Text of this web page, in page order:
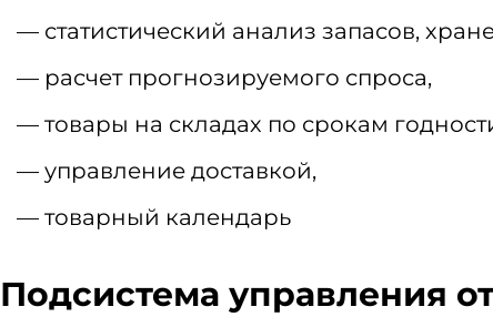
статистический анализ запасов,
расчет прогнозируемого спроса,
товары на складах по срокам
управление доставкой,
товарный календарь
Подсистема управления